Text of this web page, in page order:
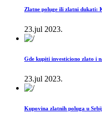
Zlatne poluge ili zlatni dukati:
23.jul 2023.
Gde kupiti investiciono zlato i
23.jul 2023.
Kupovina zlatnih poluga u